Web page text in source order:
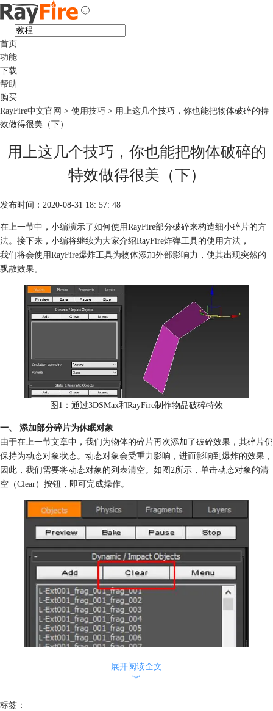
首页
功能
下载
帮助
购买
RayFire中文官网 > 使用技巧 > 用上这几个技巧，你也能把物体破碎的特
效做得很美（下）
用上这几个技巧，你也能把物体破碎的
特效做得很美（下）
发布时间：2020-08-31 18: 57: 48
在上一节中，小编演示了如何使用RayFire部分破碎来构造细小碎片的方
法。接下来，小编将继续为大家介绍RayFire炸弹工具的使用方法，
我们将会使用RayFire爆炸工具为物体添加外部影响力，使其出现突然的
飘散效果。
图1：通过3DSMax和RayFire制作物品破碎特效
一、 添加部分碎片为休眠对象
由于在上一节文章中，我们为物体的碎片再次添加了破碎效果，其碎片仍
保持为动态对象状态。动态对象会受重力影响，进而影响到爆炸的效果，
因此，我们需要将动态对象的列表清空。如图2所示，单击动态对象的清
空（Clear）按钮，即可完成操作。
展开阅读全文
︾
标签：